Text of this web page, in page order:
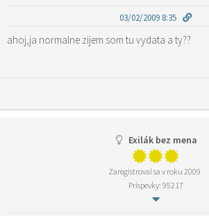
03/02/2009 8:35
ahoj,ja normalne zijem som tu vydata a ty??
Exilák bez mena
Zaregistroval sa v roku 2009
Príspevky: 95217